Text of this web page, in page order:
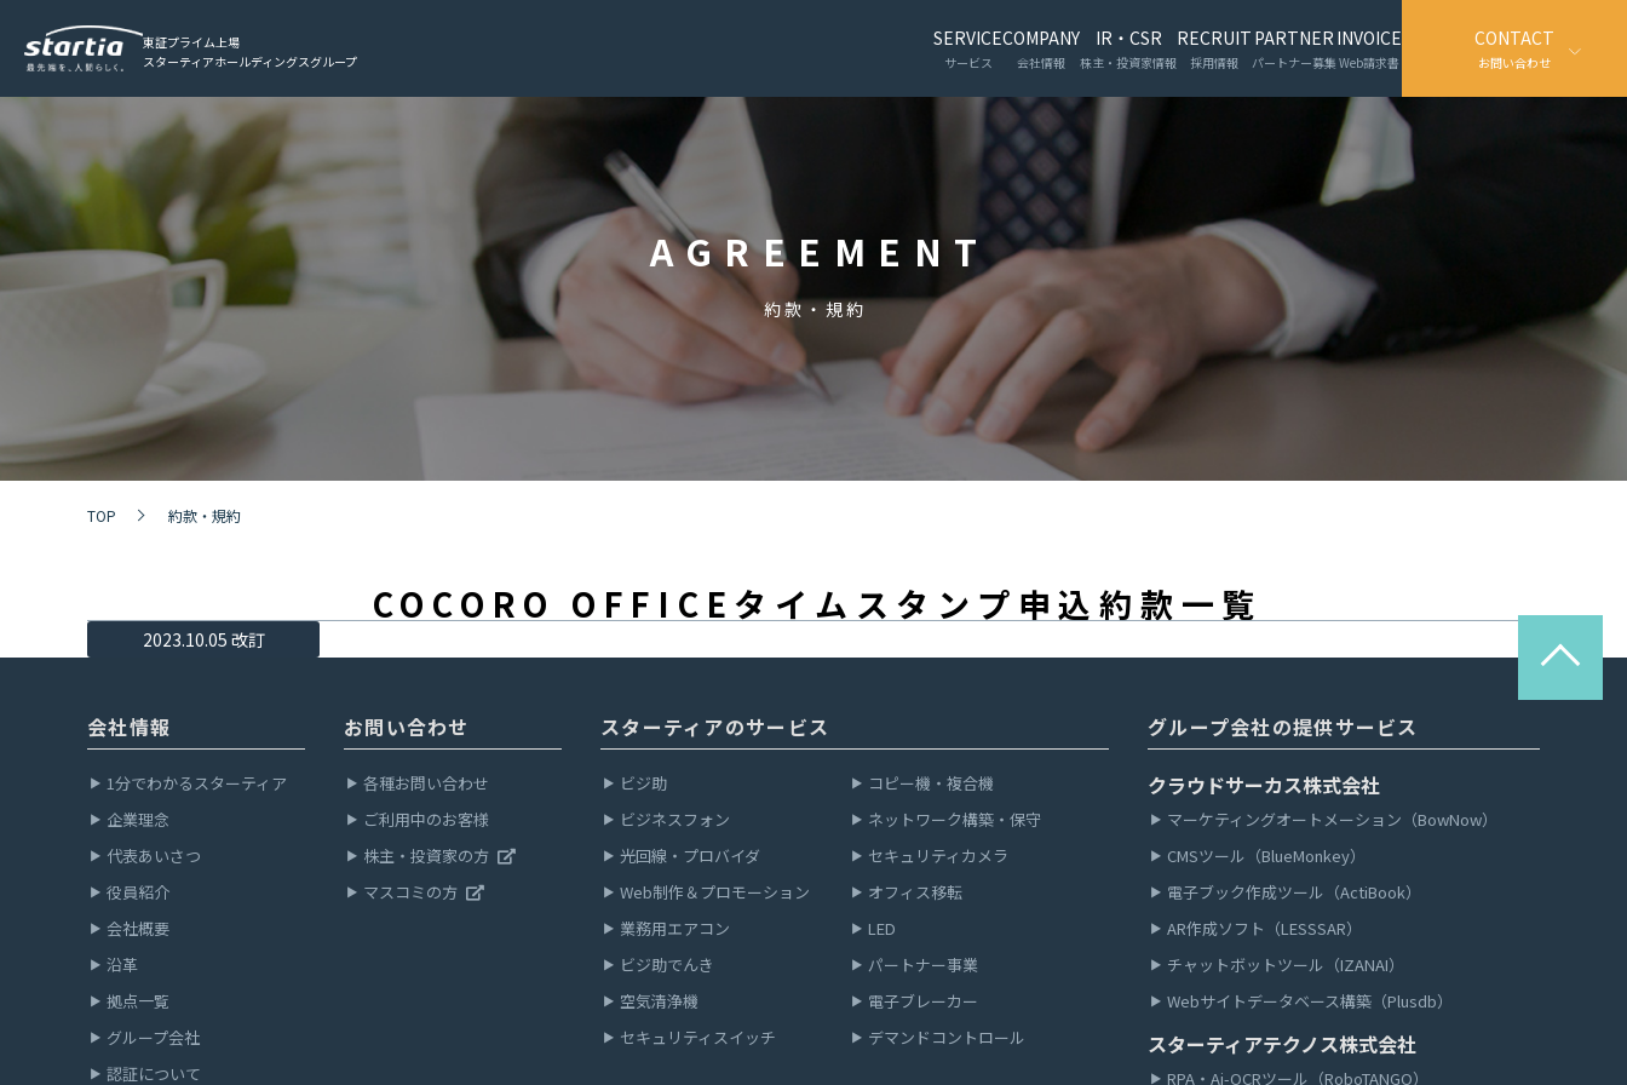
東証プライム上場
スターティアホールディングスグループ
SERVICE
サービス
COMPANY
会社情報
IR・CSR
株主・投資家情報
RECRUIT
採用情報
PARTNER
パートナー募集
INVOICE
Web請求書
CONTACT
お問い合わせ
AGREEMENT
約款・規約
TOP 約款・規約
COCORO OFFICEタイムスタンプ申込約款一覧
2023.10.05 改訂
会社情報
1分でわかるスターティア
企業理念
代表あいさつ
役員紹介
会社概要
沿革
拠点一覧
グループ会社
認証について
お問い合わせ
各種お問い合わせ
ご利用中のお客様
株主・投資家の方
マスコミの方
スターティアのサービス
ビジ助 コピー機・ 複合機
ビジネスフォン
ネットワーク構築・保守
光回線・ プロバイダ
セキュリティカメラ
Web制作＆プロモーション
オフィス移転
業務用エアコン
LED
ビジ助でんき
パートナー事業
空気清浄機
電子ブレーカー
セキュリティスイッチ
デマンドコントロール
グループ会社の提供サービス
クラウドサーカス株式会社
マーケティングオートメーション（BowNow）
CMSツール（BlueMonkey）
電子ブック作成ツール（ActiBook）
AR作成ソフト（LESSSAR）
チャットボットツール（IZANAI）
Webサイトデータベース構築（Plusdb）
スターティアテクノス株式会社
RPA・Ai-OCRツール（RoboTANGO）